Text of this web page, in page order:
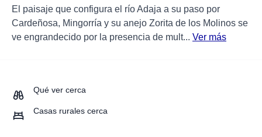
El paisaje que configura el río Adaja a su paso por
Cardeñosa, Mingorría y su anejo Zorita de los Molinos se
ve engrandecido por la presencia de mult... Ver más
Qué ver cerca
Casas rurales cerca